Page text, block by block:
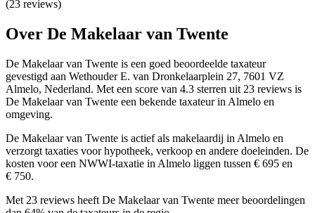
(23 reviews)
Over De Makelaar van Twente
De Makelaar van Twente is een goed beoordeelde taxateur
gevestigd aan Wethouder E. van Dronkelaarplein 27, 7601 VZ
Almelo, Nederland. Met een score van 4.3 sterren uit 23 reviews is
De Makelaar van Twente een bekende taxateur in Almelo en
omgeving.
De Makelaar van Twente is actief als makelaardij in Almelo en
verzorgt taxaties voor hypotheek, verkoop en andere doeleinden. De
kosten voor een NWWI-taxatie in Almelo liggen tussen € 695 en
€ 750.
Met 23 reviews heeft De Makelaar van Twente meer beoordelingen